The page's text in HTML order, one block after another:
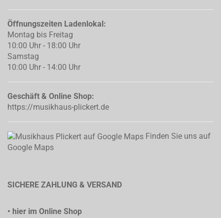
Öffnungszeiten Ladenlokal:
Montag bis Freitag
10:00 Uhr - 18:00 Uhr
Samstag
10:00 Uhr - 14:00 Uhr
Geschäft & Online Shop:
https://musikhaus-plickert.de
Finden Sie uns auf
Google Maps
SICHERE ZAHLUNG & VERSAND
• hier im Online Shop